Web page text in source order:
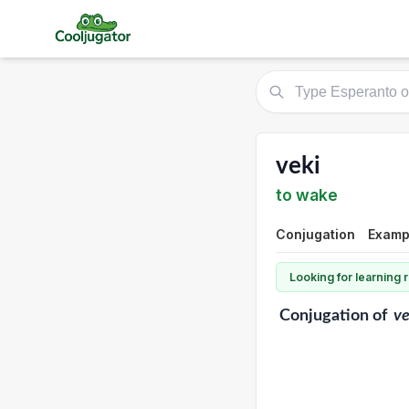
veki
to wake
Conjugation
Looking for learning
Conjugationof